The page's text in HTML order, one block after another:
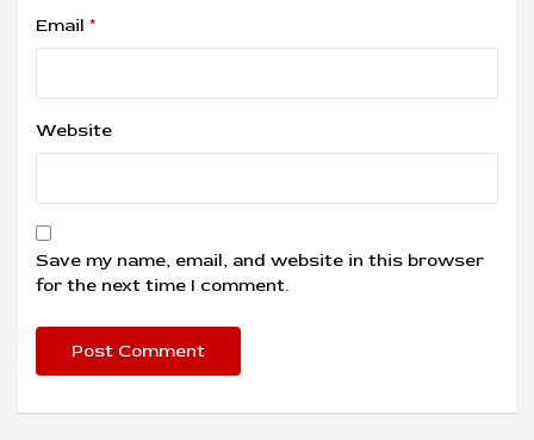
Email *
Website
Save my name, email, and website in this browser
for the next time I comment.